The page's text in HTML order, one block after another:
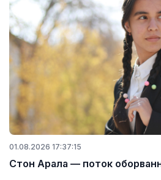
01.08.2026 17:37:15
Стон Арала — поток